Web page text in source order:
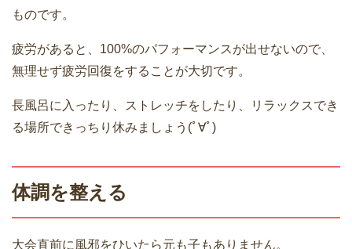
ものです。
疲労があると、100%のパフォーマンスが出せないので、
無理せず疲労回復をすることが大切です。
長風呂に入ったり、ストレッチをしたり、リラックスでき
る場所できっちり休みましょう(ﾟ∀ﾟ)
体調を整える
大会直前に風邪をひいたら元も子もありません。